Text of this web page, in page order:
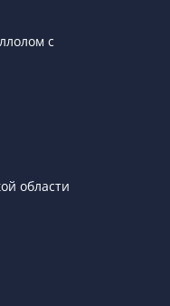
с
области